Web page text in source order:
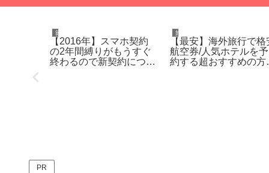
節約
【2016年】スマホ契約
の2年間縛りがもうすぐ
終わるので新契約につい
旅行
【最安】海外旅行で格
航空券/人気ホテルを予
約する超おすすめの方
PR